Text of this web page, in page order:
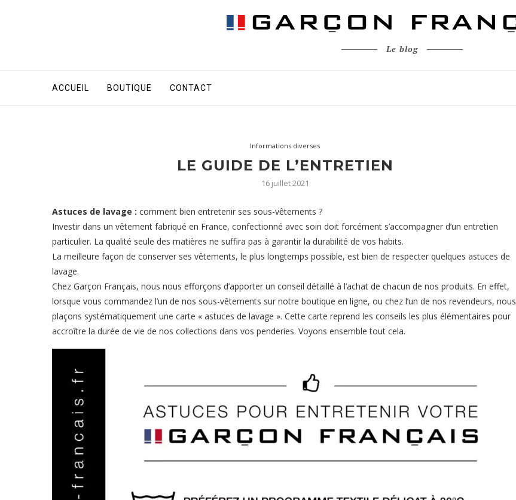
Le blog
ACCUEIL BOUTIQUE CONTACT
Informations diverses
LE GUIDE DE L’ENTRETIEN
16 juillet 2021
Astuces de lavage : comment bien entretenir ses sous-vêtements ?
Investir dans un vêtement fabriqué en France, confectionné avec soin doit forcément s’accompagner d’un entretien
particulier. La qualité seule des matières ne suffira pas à garantir la durabilité de vos habits.
La meilleure façon de conserver ses vêtements, le plus longtemps possible, est bien de respecter quelques astuces de
lavage.
Chez Garçon Français, nous nous efforçons d’apporter un conseil détaillé à l’achat de chacun de nos produits. En effet,
lorsque vous commandez l’un de nos sous-vêtements sur notre boutique en ligne, ou chez l’un de nos revendeurs, nous
plaçons systématiquement une carte « astuces de lavage ». Cette carte reprend les conseils les plus élémentaires pour
accroître la durée de vie de nos collections dans vos penderies. Voyons ensemble tout cela.